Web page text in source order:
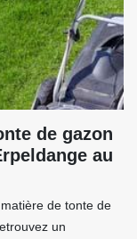
de gazon
au
de tonte de
un